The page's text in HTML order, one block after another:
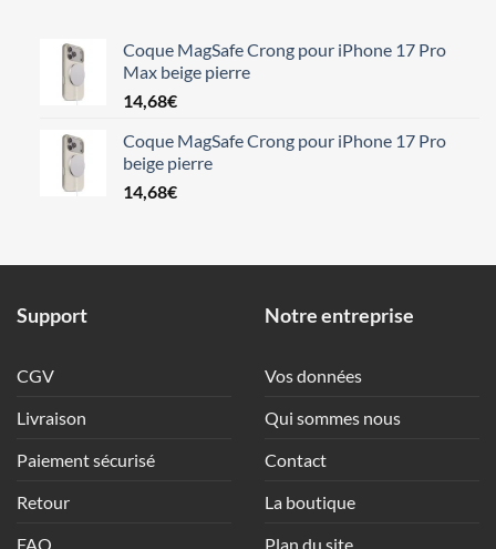
Coque MagSafe Crong pour iPhone 17 Pro
Max beige pierre
14,68€
Coque MagSafe Crong pour iPhone 17 Pro
beige pierre
14,68€
Support
CGV
Livraison
Paiement sécurisé
Retour
FAQ
Notre entreprise
Vos données
Qui sommes nous
Contact
La boutique
Plan du site